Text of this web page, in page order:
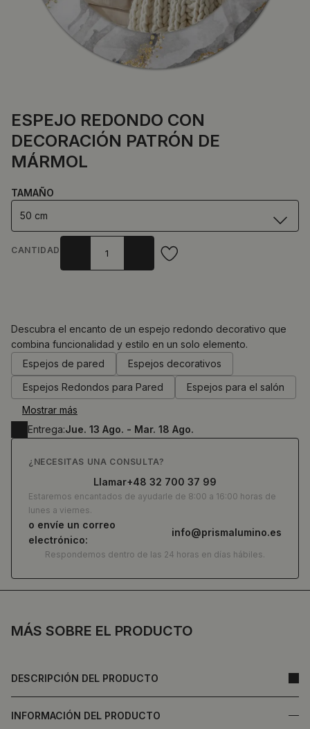
MÁS SOBRE EL PRODUCTO
DESCRIPCIÓN DEL PRODUCTO
INFORMACIÓN DEL PRODUCTO
ESPEJO REDONDO CON
DECORACIÓN PATRÓN DE
MÁRMOL
TAMAÑO
50 cm
CANTIDAD
0.00€
Descubra el encanto de un espejo redondo decorativo que
combina funcionalidad y estilo en un solo elemento.
Espejos de pared
Espejos decorativos
Espejos Redondos para Pared
Espejos para el salón
Mostrar más
Entrega:Jue. 13 Ago. - Mar. 18 Ago.
¿NECESITAS UNA CONSULTA?
Llamar+48 32 700 37 99
Estaremos encantados de ayudarle de 8:00 a 16:00 horas de
lunes a viernes.
o envíe un correo
electrónico:
info@prismalumino.es
Respondemos dentro de las 24 horas en días hábiles.